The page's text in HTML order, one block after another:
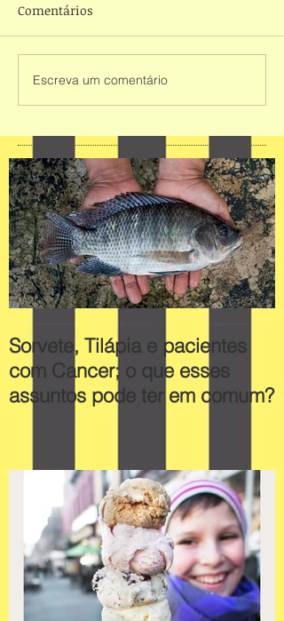
Comentários
Escreva um comentário
Sorvete, Tilápia e pacientes
com Cancer; o que esses
assuntos pode ter em comum?